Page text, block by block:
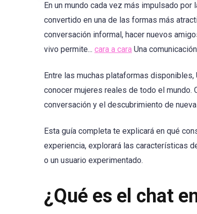
En un mundo cada vez más impulsado por
convertido en una de las formas más
conversación informal, hacer nuevos
vivo permite... cara a cara Una
Entre las muchas plataformas
conocer mujeres reales de todo el
conversación y el descubrimiento de
Esta guía completa te explicará en qué
experiencia, explorará las características
o un usuario experimentado.
¿Qué es el chat